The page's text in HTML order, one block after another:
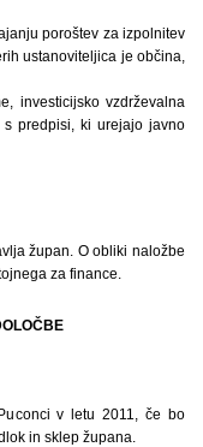
poroštev za izpolnitev
ustanoviteljica je občina,
investicijsko vzdrževalna
predpisi, ki urejajo javno
župan. O obliki naložbe
za finance.
v letu 2011, če bo
in sklep župana.